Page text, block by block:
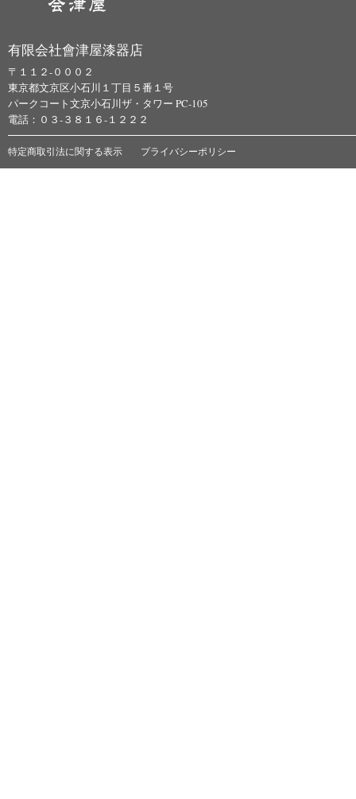
有限会社會津屋漆器店
〒１１２-０００２
東京都文京区小石川１丁目５番１号
パークコート文京小石川ザ・タワー PC-105
電話：０３-３８１６-１２２２
特定商取引法に関する表示 プライバシーポリシー